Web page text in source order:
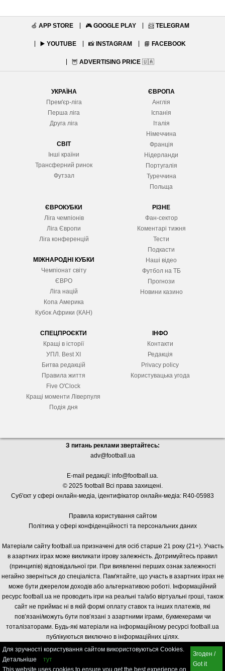
🍏 APP STORE 🎮 GOOGLE PLAY 📨 TELEGRAM
▶️ YOUTUBE 📸 INSTAGRAM 📘 FACEBOOK
🦉 ADVERTISING PRICE 🇺🇦
УКРАЇНА
Прем'єр-ліга
Перша ліга
Друга ліга
СВІТ
Інші країни
Трансферний ринок
Футзал
ЄВРОПА
Англія
Іспанія
Італія
Німеччина
Франція
Нідерланди
Португалія
Туреччина
Польща
ЄВРОКУБКИ
Ліга чемпіонів
Ліга Європи
Ліга конференцій
МІЖНАРОДНІ КУБКИ
Чемпіонат світу
ЄВРО
Ліга націй
Копа Америка
Кубок Африки (КАН)
РІЗНЕ
Фан-сектор
Коментарі тижня
Тести
Подкасти
Наші відео
Футбол на ТБ
Прогнози
Новини казино
СПЕЦПРОЄКТИ
Кращі в історії
УПЛ. Best XІ
Битва редакцій
Правила життя
Five O'Clock
Кращі моменти Ліверпуля
Подія дня
ІНФО
Контакти
Редакція
Privacy policy
Користувацька угода
З питань реклами звертайтесь:
adv@football.ua
E-mail редакції: info@football.ua
© 2025 football Всі права захищені.
Суб'єкт у сфері онлайн-медіа, ідентифікатор онлайн-медіа: R40-05983
Правила користування сайтом
Політика у сфері конфіденційності та персональних даних
Матеріали сайту football.ua призначені для осіб старше 21 року (21+). Участь
в азартних іграх може викликати ігрову залежність. Дотримуйтесь правил
(принципів) відповідальної гри. При виявленні перших ознак залежності
негайно зверніться до спеціаліста. Пам'ятайте, що участь в азартних іграх не
може бути джерелом доходів або альтернативою роботі. Інформаційний
ресурс football.ua не проводить ігри на реальні та/або віртуальні гроші, також
сайт не приймає ні в якій формі оплату ставок та інших платежів, які
пов’язані/можуть бути пов’язані з азартними іграми, букмекерами чи
тоталізаторами. Будь-які матеріали на інформаційному ресурсі football.ua
публікуються виключно в інформаційних цілях.
Для зручності користування сайтом використовуються Cookies.
Детальніше
тут
This website uses cookies to ensure you get the best experience on
Згоден /
Got it